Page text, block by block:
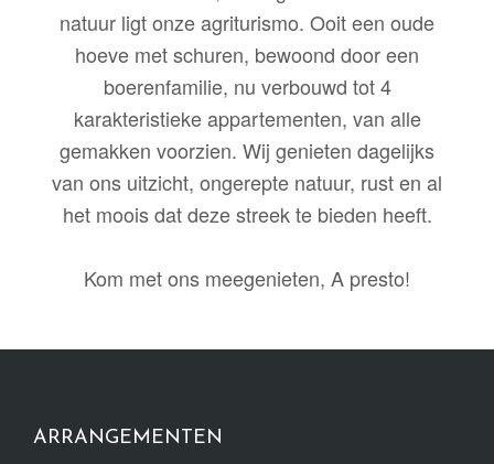
natuur ligt onze agriturismo. Ooit een oude
hoeve met schuren, bewoond door een
boerenfamilie, nu verbouwd tot 4
karakteristieke appartementen, van alle
gemakken voorzien. Wij genieten dagelijks
van ons uitzicht, ongerepte natuur, rust en al
het moois dat deze streek te bieden heeft.
Kom met ons meegenieten, A presto!
ARRANGEMENTEN